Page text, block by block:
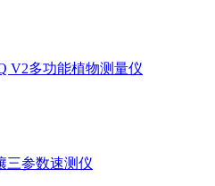
V2多功能植物测量仪
三参数速测仪